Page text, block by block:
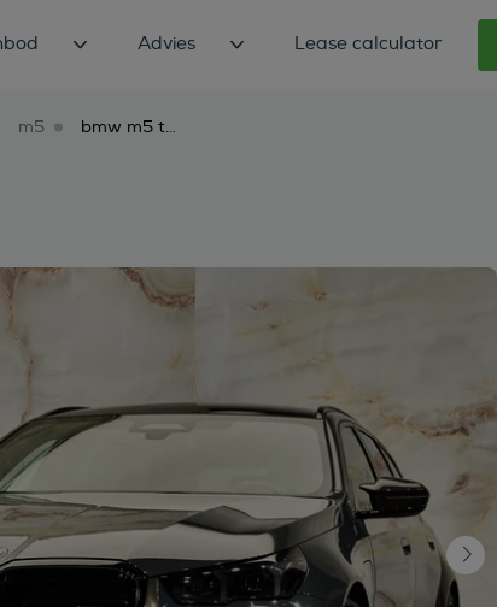
Advies Lease calculator
m5 bmw m5 touring v8 m hybrid